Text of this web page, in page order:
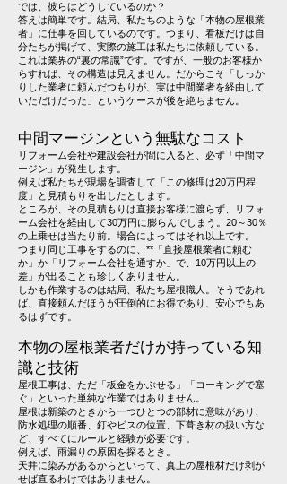
では、彼らはどうしているのか？
答えは簡単です。結局、私たちのような「本物の屋根業
者」に仕事を回しているのです。つまり、看板だけは自
分たちが掲げて、実際の施工は私たちに依頼している。
これは業界の“裏の常識”です。ですが、一般のお客様か
らすれば、その構造は見えません。だからこそ「しっか
りした業者に頼んだつもりが、実は中間業者を経由して
いただけだった」というケースが後を絶ちません。
中間マージンという無駄なコスト
リフォーム会社や建設会社が間に入ると、必ず「中間マ
ージン」が発生します。
例えば私たちが現場を調査して「この修理は20万円程
度」と見積もりを出したとします。
ところが、その見積もりは直接お客様に渡らず、リフォ
ーム会社を経由して30万円に膨らんでしまう。20～30％
の上乗せは当たり前。場合によってはそれ以上です。
つまり同じ工事をするのに、**「直接屋根業者に頼む
か」か「リフォーム会社を通すか」で、10万円以上の
差」が出ることも珍しくありません。
しかも作業するのは結局、私たち屋根職人。そうであれ
ば、直接頼んだほうが圧倒的にお得であり、安心でもあ
るはずです。
本物の屋根業者だけが持っている知
識と技術
屋根工事は、ただ「板金をかぶせる」「コーキングで塞
ぐ」といった単純な作業ではありません。
屋根は新築のときから一つひとつの部材に意味があり、
防水処理の順番、釘やビスの位置、下葺き材の扱い方な
ど、すべてにルールと経験が必要です。
例えば、雨漏りの原因を探るとき。
天井に染みがあるからといって、真上の屋根材だけ剥が
せば直るわけではありません。